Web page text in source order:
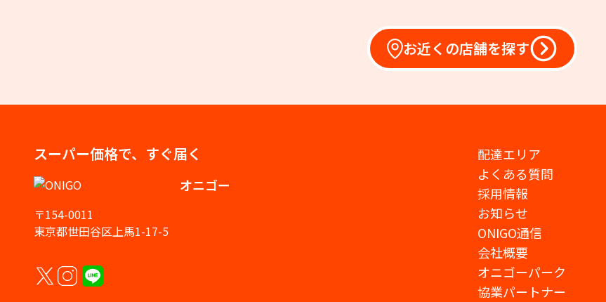
お近くの店舗を探す
スーパー価格で、すぐ届く
オニゴー
〒154-0011
東京都世田谷区上馬1-17-5
配達エリア
よくある質問
採用情報
お知らせ
ONIGO通信
会社概要
オニゴーパーク
協業パートナー